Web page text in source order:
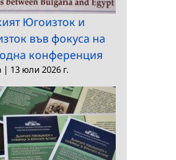
Югоизток и
във фокуса на
конференция
| 13 юли 2026 г.